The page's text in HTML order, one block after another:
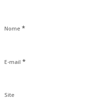
Nome *
E-mail *
Site